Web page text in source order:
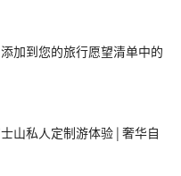
加到您的旅行愿望清单中的
士山私人定制游体验 | 奢华自